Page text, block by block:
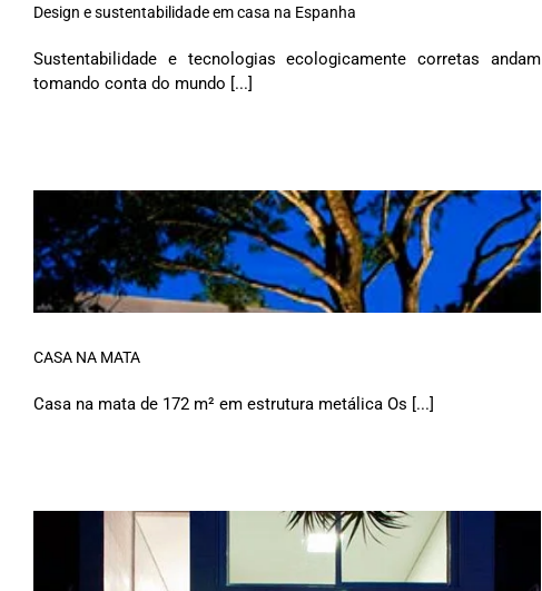
Design e sustentabilidade em casa na Espanha
Sustentabilidade e tecnologias ecologicamente corretas andam
tomando conta do mundo [...]
CASA NA MATA
Casa na mata de 172 m² em estrutura metálica Os [...]